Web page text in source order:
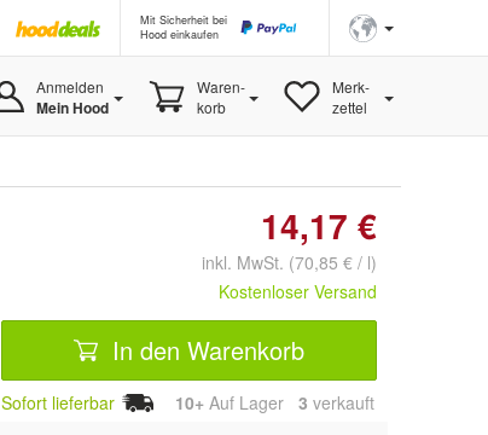
Mit Sicherheit bei
Hood einkaufen
Anmelden
Mein Hood
Waren-
korb
Merk-
zettel
14,17 €
inkl. MwSt. (70,85 € / l)
Kostenloser Versand
In den Warenkorb
Sofort lieferbar 10+ Auf Lager 3 verkauft